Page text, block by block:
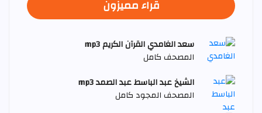
قراء مميزون
سعد الغامدي القرآن الكريم mp3
المصحف كامل
الشيخ عبد الباسط عبد الصمد mp3
المصحف المجود كامل